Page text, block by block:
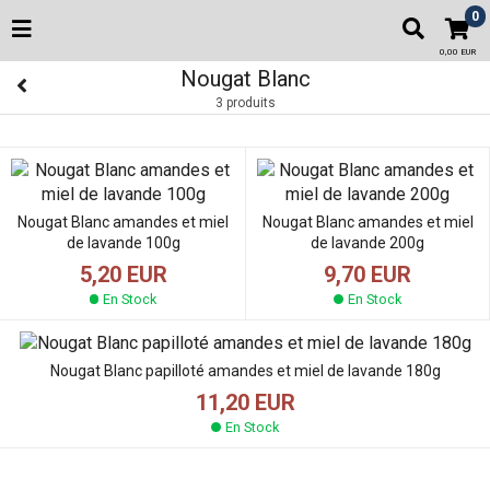
0
0,00 EUR
Nougat Blanc
3 produits
Nougat Blanc amandes et miel
de lavande 100g
5,20 EUR
En Stock
Nougat Blanc amandes et miel
de lavande 200g
9,70 EUR
En Stock
Nougat Blanc papilloté amandes et miel de lavande 180g
11,20 EUR
En Stock